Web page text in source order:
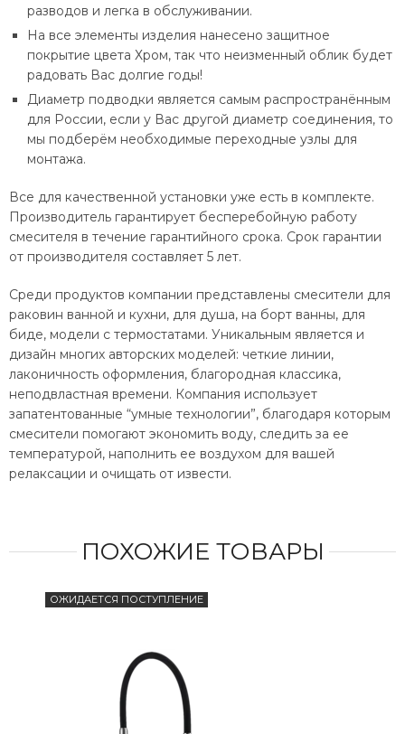
разводов и легка в обслуживании.
На все элементы изделия нанесено защитное
покрытие цвета Хром, так что неизменный облик будет
радовать Вас долгие годы!
Диаметр подводки является самым распространённым
для России, если у Вас другой диаметр соединения, то
мы подберём необходимые переходные узлы для
монтажа.
Все для качественной установки уже есть в комплекте.
Производитель гарантирует бесперебойную работу
смесителя в течение гарантийного срока. Срок гарантии
от производителя составляет 5 лет.
Среди продуктов компании представлены смесители для
раковин ванной и кухни, для душа, на борт ванны, для
биде, модели с термостатами. Уникальным является и
дизайн многих авторских моделей: четкие линии,
лаконичность оформления, благородная классика,
неподвластная времени. Компания использует
запатентованные “умные технологии”, благодаря которым
смесители помогают экономить воду, следить за ее
температурой, наполнить ее воздухом для вашей
релаксации и очищать от извести.
ПОХОЖИЕ ТОВАРЫ
ОЖИДАЕТСЯ ПОСТУПЛЕНИЕ